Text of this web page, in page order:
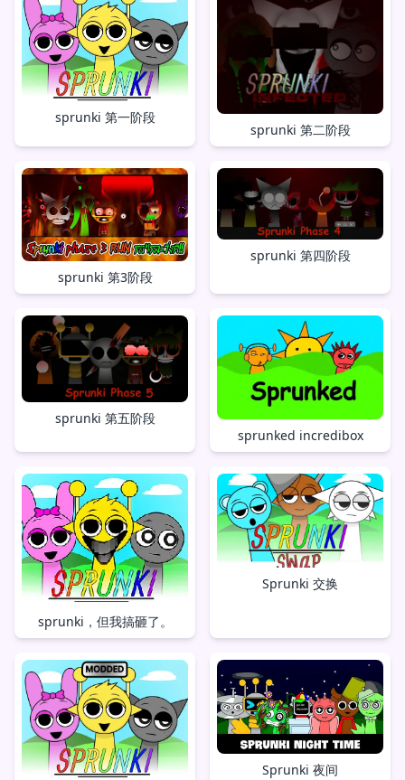
sprunki 第一阶段
sprunki 第二阶段
sprunki 第3阶段
sprunki 第四阶段
sprunki 第五阶段
sprunked incredibox
sprunki，但我搞砸了。
Sprunki 交换
Sprunki 夜间